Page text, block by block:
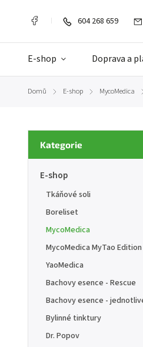
604 268 659
E-shop Doprava a
Domů / E-shop / MycoMedica /
Kategorie
E-shop
Tkáňové soli
Boreliset
MycoMedica
MycoMedica MyTao Edition
YaoMedica
Bachovy esence - Rescue
Bachovy esence -
Bylinné tinktury
Dr. Popov